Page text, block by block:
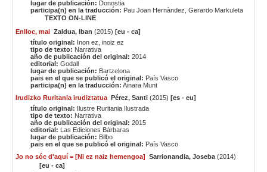
lugar de publicación: Donostia
participa(n) en la traducción: Pau Joan Hernàndez,Gerardo Markuleta
TEXTO ON-LINE
Enlloc, mai Zaldua, Iban (2015) [eu - ca]
título original: Inon ez, inoiz ez
tipo de texto: Narrativa
año de publicación del original: 2014
editorial: Godall
lugar de publicación: Bartzelona
pais en el que se publicó el original: País Vasco
participa(n) en la traducción: Ainara Munt
Irudizko Ruritania irudiztatua
Pérez, Santi (2015) [es - eu]
título original:
Ilustre Ruritania Ilustrada
tipo de texto: Narrativa
año de publicación del original: 2015
editorial: Las Ediciones Bárbaras
lugar de publicación: Bilbo
pais en el que se publicó el original: País Vasco
Jo no sóc d'aquí = [Ni ez naiz hemengoa]
Sarrionandia, Joseba(2014)
[eu - ca]